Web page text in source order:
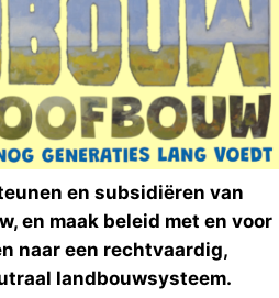
en subsidiëren van
en maak beleid met en voor
naar een rechtvaardig,
landbouwsysteem.